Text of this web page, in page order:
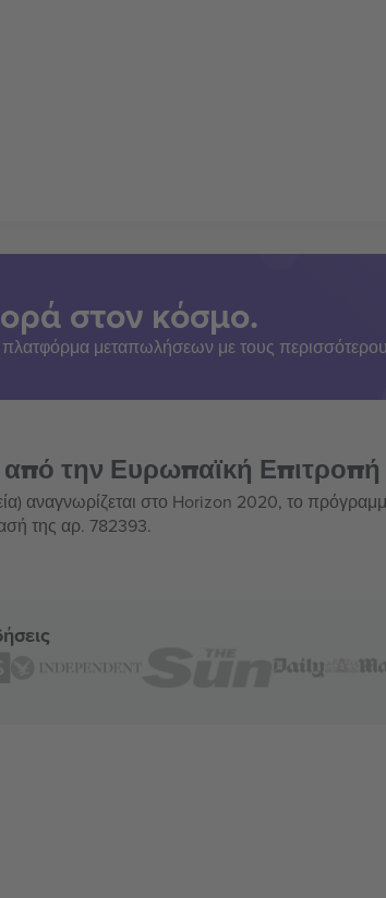
στον κόσμο.
πλατφόρμα μεταπωλήσεων με τους
από την Ευρωπαϊκή Επιτροπή
αναγνωρίζεται στο Horizon 2020, το
της αρ. 782393.